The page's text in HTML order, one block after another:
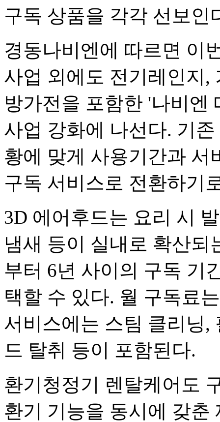
구독 상품을 각각 선보인
경동나비엔에 따르면 이
사업 외에도 전기레인지,
방가전을 포함한 '나비엔
사업 강화에 나선다. 기
황에 맞게 사용기간과 서
구독 서비스로 전환하기
3D 에어후드는 요리 시
냄새 등이 실내로 확산되
부터 6년 사이의 구독 기
택할 수 있다. 월 구독료
서비스에는 스팀 클리닝,
드 탈취 등이 포함된다.
환기청정기 렌탈케어도
환기 기능을 동시에 갖춘